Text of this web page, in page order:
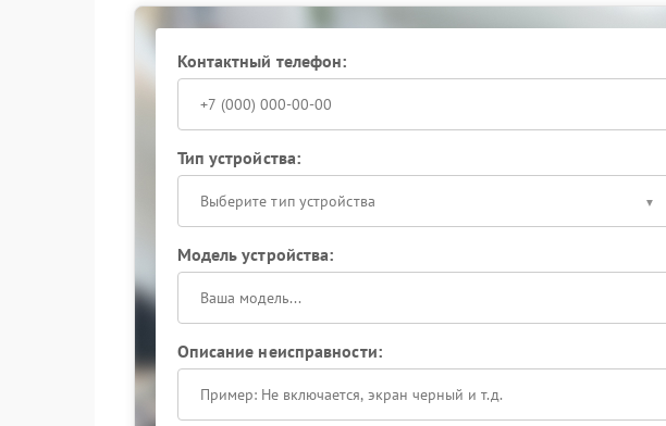
Контактный телефон:
Тип устройства:
Выберите тип устройства
Модель устройства:
Описание неисправности: